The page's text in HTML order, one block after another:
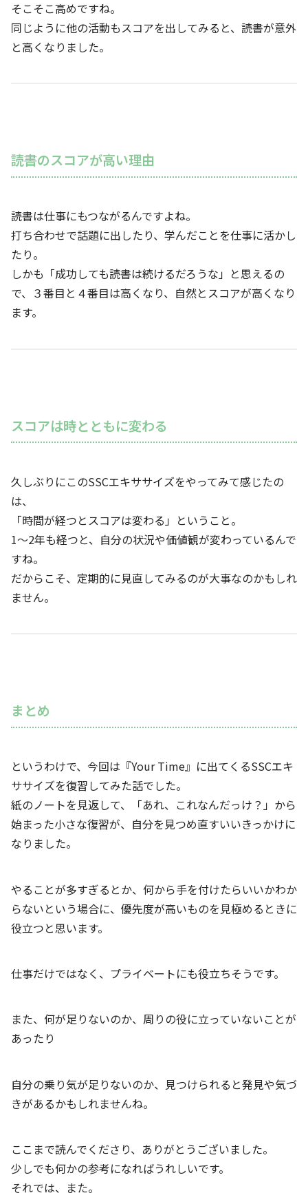
そこそこ高めですね。
同じように他の活動もスコアを出してみると、読書が意外
と高くなりました。
読書のスコアが高い理由
読書は仕事にもつながるんですよね。
打ち合わせで話題に出したり、学んだことを仕事に活かし
たり。
しかも「成功しても読書は続けるだろうな」と思えるの
で、３番目と４番目は高くなり、自然とスコアが高くなり
ます。
スコアは時とともに変わる
久しぶりにこのSSCエキササイズをやってみて感じたの
は、
「時間が経つとスコアは変わる」ということ。
1〜2年も経つと、自分の状況や価値観が変わっているんで
すね。
だからこそ、定期的に見直してみるのが大事なのかもしれ
ません。
まとめ
というわけで、今回は『Your Time』に出てくるSSCエキ
ササイズを復習してみた話でした。
紙のノートを見返して、「あれ、これなんだっけ？」から
始まった小さな復習が、自分を見つめ直すいいきっかけに
なりました。
やることが多すぎるとか、何から手を付けたらいいかわか
らないという場合に、優先度が高いものを見極めるときに
役立つと思います。
仕事だけではなく、プライベートにも役立ちそうです。
また、何が足りないのか、周りの役に立っていないことが
あったり
自分の乗り気が足りないのか、見つけられると発見や気づ
きがあるかもしれませんね。
ここまで読んでくださり、ありがとうございました。
少しでも何かの参考になればうれしいです。
それでは、また。